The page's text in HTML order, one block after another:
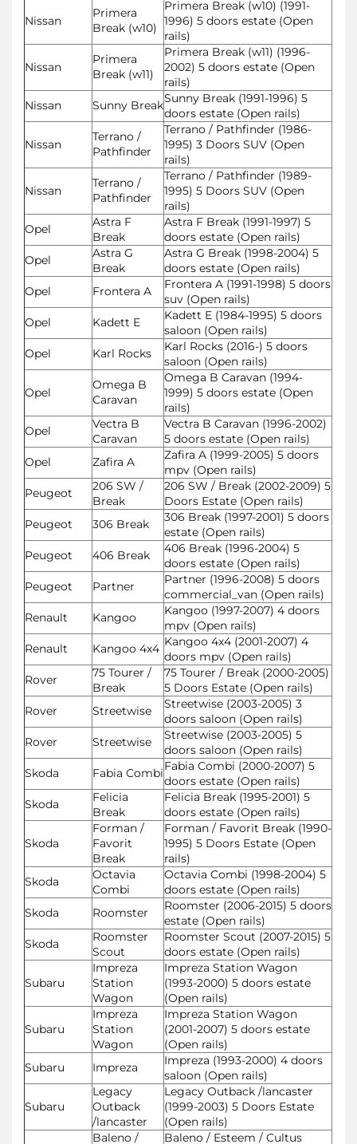
Nissan
Primera
Break (w10)
Primera Break (w10) (1991-
1996) 5 doors estate (Open
rails)
Nissan
Primera
Break (w11)
Primera Break (w11) (1996-
2002) 5 doors estate (Open
rails)
Nissan
Sunny BreakSunny Break (1991-1996) 5
doors estate (Open rails)
Nissan
Terrano /
Pathfinder
Terrano / Pathfinder (1986-
1995) 3 Doors SUV (Open
rails)
Nissan
Terrano /
Pathfinder
Terrano / Pathfinder (1989-
1995) 5 Doors SUV (Open
rails)
Opel
Astra F
Break
Astra F Break (1991-1997) 5
doors estate (Open rails)
Opel
Astra G
Break
Astra G Break (1998-2004) 5
doors estate (Open rails)
Opel
Frontera A
Frontera A (1991-1998) 5 doors
suv (Open rails)
Opel
Kadett E
Kadett E (1984-1995) 5 doors
saloon (Open rails)
Opel
Karl Rocks
Karl Rocks (2016-) 5 doors
saloon (Open rails)
Opel
Omega B
Caravan
Omega B Caravan (1994-
1999) 5 doors estate (Open
rails)
Opel
Vectra B
Caravan
Vectra B Caravan (1996-2002)
5 doors estate (Open rails)
Opel
Zafira A
Zafira A (1999-2005) 5 doors
mpv (Open rails)
Peugeot
206 SW /
Break
206 SW / Break (2002-2009) 5
Doors Estate (Open rails)
Peugeot
306 Break
306 Break (1997-2001) 5 doors
estate (Open rails)
Peugeot
406 Break
406 Break (1996-2004) 5
doors estate (Open rails)
Peugeot
Partner
Partner (1996-2008) 5 doors
commercial_van (Open rails)
Renault
Kangoo
Kangoo (1997-2007) 4 doors
mpv (Open rails)
Renault
Kangoo 4x4 Kangoo 4x4 (2001-2007) 4
doors mpv (Open rails)
Rover
75 Tourer /
Break
75 Tourer / Break (2000-2005)
5 Doors Estate (Open rails)
Rover
Streetwise
Streetwise (2003-2005) 3
doors saloon (Open rails)
Rover
Streetwise
Streetwise (2003-2005) 5
doors saloon (Open rails)
Skoda
Fabia CombiFabia Combi (2000-2007) 5
doors estate (Open rails)
Skoda
Felicia
Break
Felicia Break (1995-2001) 5
doors estate (Open rails)
Skoda
Forman /
Favorit
Break
Forman / Favorit Break (1990-
1995) 5 Doors Estate (Open
rails)
Skoda
Octavia
Combi
Octavia Combi (1998-2004) 5
doors estate (Open rails)
Skoda
Roomster
Roomster (2006-2015) 5 doors
estate (Open rails)
Skoda
Roomster
Scout
Roomster Scout (2007-2015) 5
doors estate (Open rails)
Subaru
Impreza
Station
Wagon
Impreza Station Wagon
(1993-2000) 5 doors estate
(Open rails)
Subaru
Impreza
Station
Wagon
Impreza Station Wagon
(2001-2007) 5 doors estate
(Open rails)
Subaru
Impreza
Impreza (1993-2000) 4 doors
saloon (Open rails)
Subaru
Legacy
Outback
/lancaster
Legacy Outback /lancaster
(1999-2003) 5 Doors Estate
(Open rails)
Baleno /
Baleno / Esteem / Cultus